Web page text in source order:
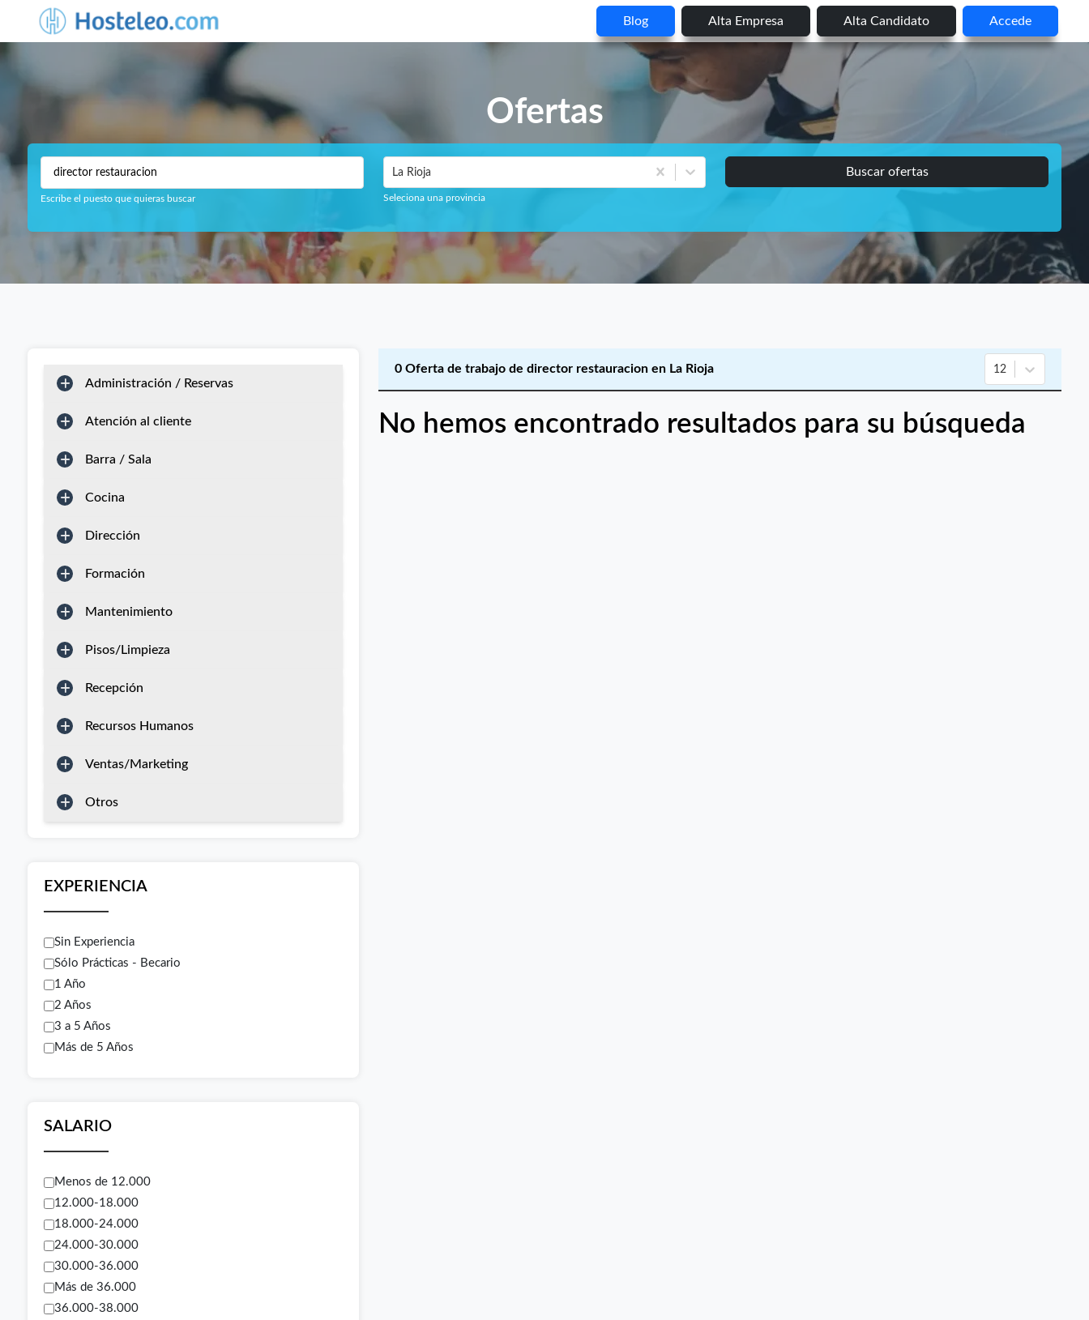
Blog Alta Empresa Alta Candidato Accede
Ofertas
Escribe el puesto que quieras buscar
La Rioja
Seleciona una provincia
Buscar ofertas
Administración / Reservas
Atención al cliente
Barra / Sala
Cocina
Dirección
Formación
Mantenimiento
Pisos/Limpieza
Recepción
Recursos Humanos
Ventas/Marketing
Otros
EXPERIENCIA
Sin Experiencia
Sólo Prácticas - Becario
1 Año
2 Años
3 a 5 Años
Más de 5 Años
SALARIO
Menos de 12.000
12.000-18.000
18.000-24.000
24.000-30.000
30.000-36.000
Más de 36.000
36.000-38.000
0 Oferta de trabajo de director restauracion en La Rioja 12
No hemos encontrado resultados para su búsqueda